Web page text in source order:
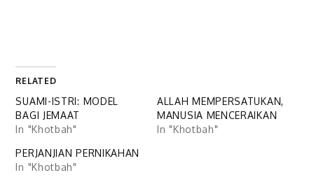
RELATED
SUAMI-ISTRI: MODEL
BAGI JEMAAT
In "Khotbah"
ALLAH MEMPERSATUKAN,
MANUSIA MENCERAIKAN
In "Khotbah"
PERJANJIAN PERNIKAHAN
In "Khotbah"